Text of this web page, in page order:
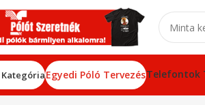
KategóriaEgyedi Póló TervezésTelefontok